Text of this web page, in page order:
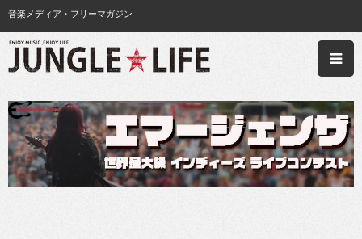
音楽メディア・フリーマガジン